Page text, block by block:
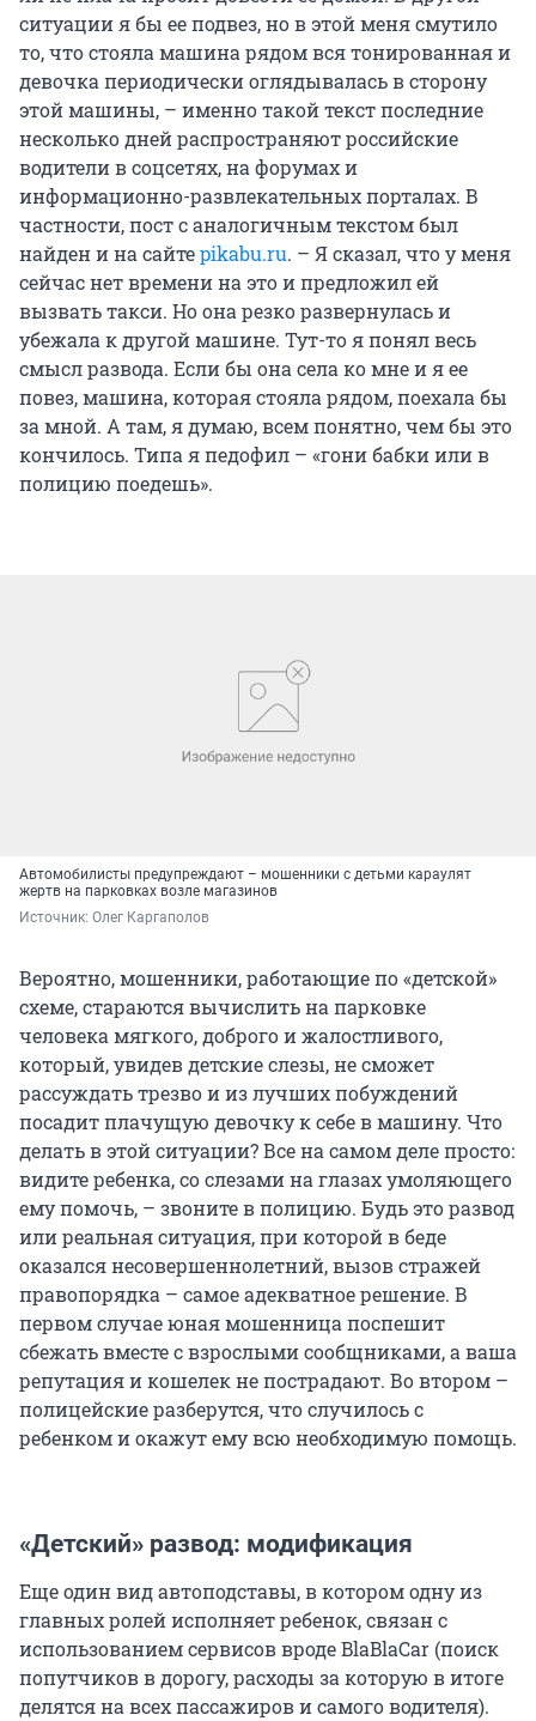
ситуации я бы ее подвез, но в этой меня смутило
то, что стояла машина рядом вся тонированная и
девочка периодически оглядывалась в сторону
этой машины, – именно такой текст последние
несколько дней распространяют российские
водители в соцсетях, на форумах и
информационно-развлекательных порталах. В
частности, пост с аналогичным текстом был
найден и на сайтеpikabu.ru. – Я сказал, что у меня
сейчас нет времени на это и предложил ей
вызвать такси. Но она резко развернулась и
убежала к другой машине. Тут-то я понял весь
смысл развода. Если бы она села ко мне и я ее
повез, машина, которая стояла рядом, поехала бы
за мной. А там, я думаю, всем понятно, чем бы это
кончилось. Типа я педофил – «гони бабки или в
полицию поедешь».
Автомобилисты предупреждают – мошенники с детьми караулят
жертв на парковках возле магазинов
Источник: Олег Каргаполов
Вероятно, мошенники, работающие по «детской»
схеме, стараются вычислить на парковке
человека мягкого, доброго и жалостливого,
который, увидев детские слезы, не сможет
рассуждать трезво и из лучших побуждений
посадит плачущую девочку к себе в машину. Что
делать в этой ситуации? Все на самом деле просто:
видите ребенка, со слезами на глазах умоляющего
ему помочь, – звоните в полицию. Будь это развод
или реальная ситуация, при которой в беде
оказался несовершеннолетний, вызов стражей
правопорядка – самое адекватное решение. В
первом случае юная мошенница поспешит
сбежать вместе с взрослыми сообщниками, а ваша
репутация и кошелек не пострадают. Во втором –
полицейские разберутся, что случилось с
ребенком и окажут ему всю необходимую помощь.
«Детский» развод: модификация
Еще один вид автоподставы, в котором одну из
главных ролей исполняет ребенок, связан с
использованием сервисов вроде BlaBlaCar (поиск
попутчиков в дорогу, расходы за которую в итоге
делятся на всех пассажиров и самого водителя).